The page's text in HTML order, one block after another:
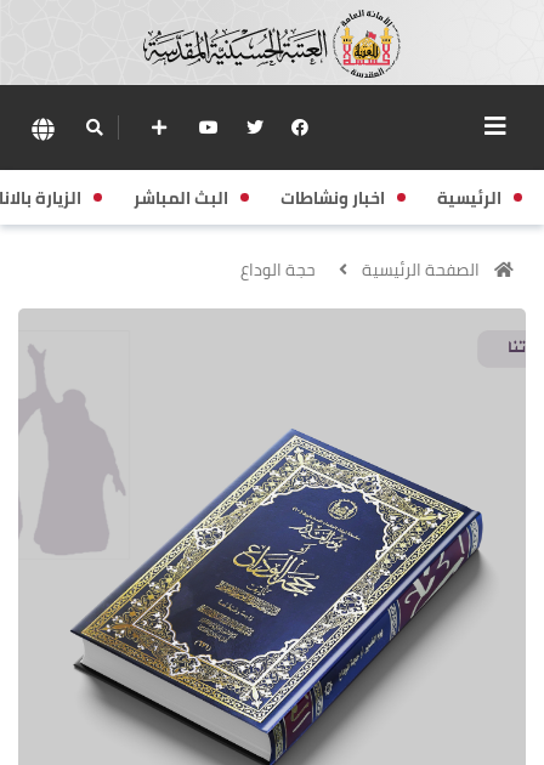
الرئيسية اخبار ونشاطات البث المباشر الزيارة
الصفحة الرئيسية حجة الوداع